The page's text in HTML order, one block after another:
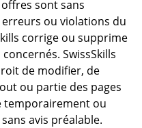
sont sans
erreurs ou violations du
corrige ou supprime
SwissSkills
de modifier, de
ou partie des pages
temporairement ou
avis préalable.